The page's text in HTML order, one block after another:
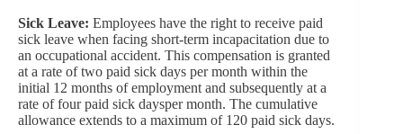
Sick Leave: Employees have the right to receive paid
sick leave when facing short-term incapacitation due to
an occupational accident. This compensation is granted
at a rate of two paid sick days per month within the
initial 12 months of employment and subsequently at a
rate of four paid sick daysper month. The cumulative
allowance extends to a maximum of 120 paid sick days.